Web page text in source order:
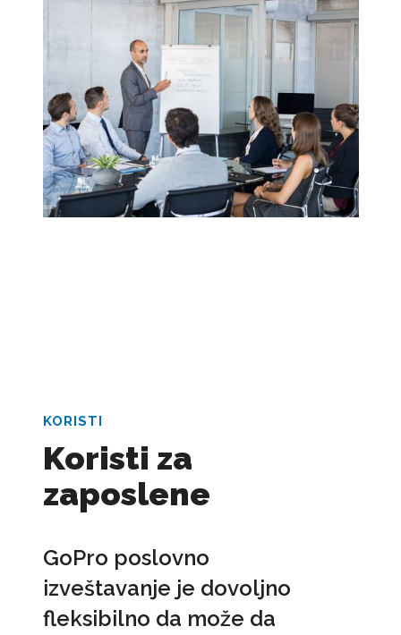
KORISTI
Koristi za
zaposlene
GoPro poslovno
izveštavanje je dovoljno
fleksibilno da može da